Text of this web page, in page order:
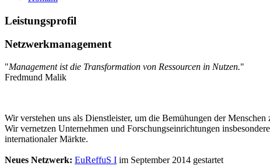
Leistungsprofil
Netzwerkmanagement
"Management ist die Transformation von Ressourcen in Nutzen."
Fredmund Malik
Wir verstehen uns als Dienstleister, um die Bemühungen der
Wir vernetzen Unternehmen und Forschungseinrichtungen
internationaler Märkte.
Neues Netzwerk: EuReffuS I im September 2014 gestartet